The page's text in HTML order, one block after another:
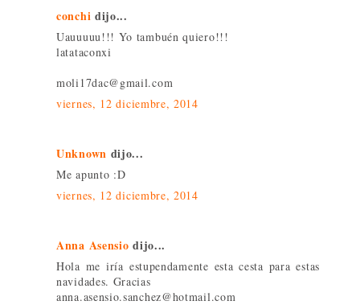
conchi dijo...
Uauuuuu!!! Yo tambuén quiero!!!
latataconxi
moli17dac@gmail.com
viernes, 12 diciembre, 2014
Unknown dijo...
Me apunto :D
viernes, 12 diciembre, 2014
Anna Asensio dijo...
Hola me iría estupendamente esta cesta para estas
navidades. Gracias
anna.asensio.sanchez@hotmail.com